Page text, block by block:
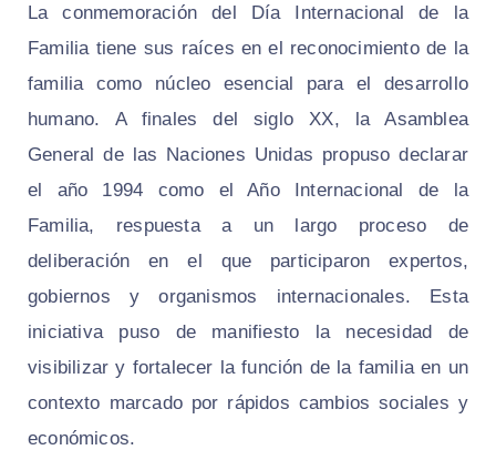
La conmemoración del Día Internacional de la
Familia tiene sus raíces en el reconocimiento de la
familia como núcleo esencial para el desarrollo
humano. A finales del siglo XX, la Asamblea
General de las Naciones Unidas propuso declarar
el año 1994 como el Año Internacional de la
Familia, respuesta a un largo proceso de
deliberación en el que participaron expertos,
gobiernos y organismos internacionales. Esta
iniciativa puso de manifiesto la necesidad de
visibilizar y fortalecer la función de la familia en un
contexto marcado por rápidos cambios sociales y
económicos.